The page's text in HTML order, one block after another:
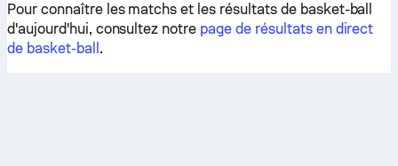
Pour connaître les matchs et les résultats de basket-ball
d'aujourd'hui, consultez notre page de résultats en direct
de basket-ball .